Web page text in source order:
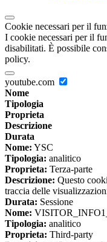
Cookie necessari per il
I cookie necessari per il
disabilitati. È possibile
policy.
youtube.com
Nome
Tipologia
Proprieta
Descrizione
Durata
Nome: YSC
Tipologia: analitico
Proprieta: Terza-parte
Descrizione: Questo
traccia delle
Durata: Sessione
Nome:
Tipologia: analitico
Proprieta: Third-party